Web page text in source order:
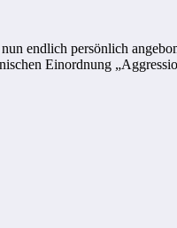
endlich persönlich
Einordnung